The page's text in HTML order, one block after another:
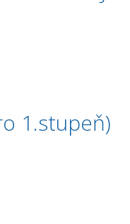
1.stupeň)